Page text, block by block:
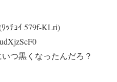
ｯﾁｮｲ 579f-KLri)
つ黒くなったんだろ？